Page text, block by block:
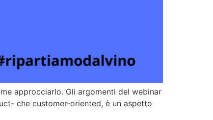
approcciarlo. Gli argomenti del webinar
che customer-oriented, è un aspetto